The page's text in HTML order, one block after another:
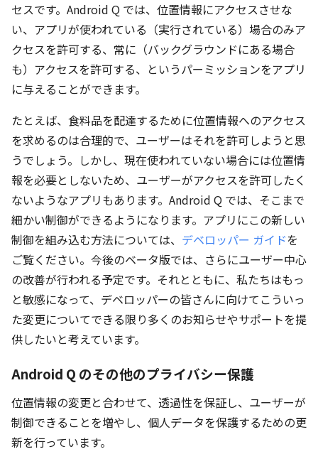
セスです。Android Q では、位置情報にアクセスさせな
い、アプリが使われている（実行されている）場合のみア
クセスを許可する、常に（バックグラウンドにある場合
も）アクセスを許可する、というパーミッションをアプリ
に与えることができます。
たとえば、食料品を配達するために位置情報へのアクセス
を求めるのは合理的で、ユーザーはそれを許可しようと思
うでしょう。しかし、現在使われていない場合には位置情
報を必要としないため、ユーザーがアクセスを許可したく
ないようなアプリもあります。Android Q では、そこまで
細かい制御ができるようになります。アプリにこの新しい
制御を組み込む方法については、 デベロッパー ガイドを
ご覧ください。今後のベータ版では、さらにユーザー中心
の改善が行われる予定です。それとともに、私たちはもっ
と敏感になって、デベロッパーの皆さんに向けてこういっ
た変更についてできる限り多くのお知らせやサポートを提
供したいと考えています。
Android Q のその他のプライバシー保護
位置情報の変更と合わせて、透過性を保証し、ユーザーが
制御できることを増やし、個人データを保護するための更
新を行っています。